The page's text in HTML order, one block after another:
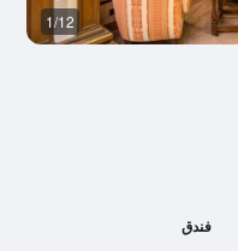
فندق
1/12